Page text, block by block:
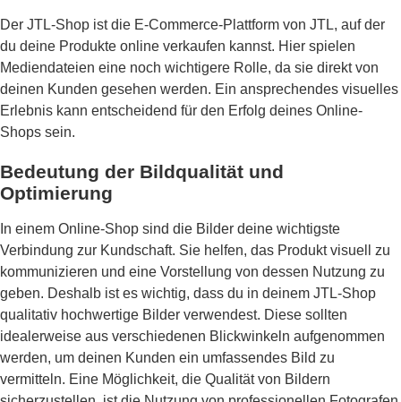
Der JTL-Shop ist die E-Commerce-Plattform von JTL, auf der
du deine Produkte online verkaufen kannst. Hier spielen
Mediendateien eine noch wichtigere Rolle, da sie direkt von
deinen Kunden gesehen werden. Ein ansprechendes visuelles
Erlebnis kann entscheidend für den Erfolg deines Online-
Shops sein.
Bedeutung der Bildqualität und
Optimierung
In einem Online-Shop sind die Bilder deine wichtigste
Verbindung zur Kundschaft. Sie helfen, das Produkt visuell zu
kommunizieren und eine Vorstellung von dessen Nutzung zu
geben. Deshalb ist es wichtig, dass du in deinem JTL-Shop
qualitativ hochwertige Bilder verwendest. Diese sollten
idealerweise aus verschiedenen Blickwinkeln aufgenommen
werden, um deinen Kunden ein umfassendes Bild zu
vermitteln. Eine Möglichkeit, die Qualität von Bildern